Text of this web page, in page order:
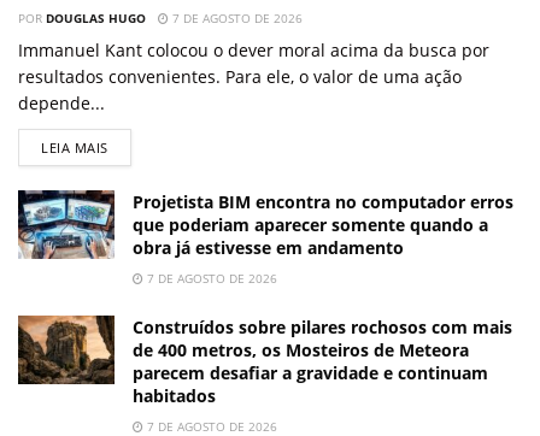
POR DOUGLAS HUGO 7 DE AGOSTO DE 2026
Immanuel Kant colocou o dever moral acima da busca por
resultados convenientes. Para ele, o valor de uma ação
depende...
LEIA MAIS
Projetista BIM encontra no computador erros
que poderiam aparecer somente quando a
obra já estivesse em andamento
7 DE AGOSTO DE 2026
Construídos sobre pilares rochosos com mais
de 400 metros, os Mosteiros de Meteora
parecem desafiar a gravidade e continuam
habitados
7 DE AGOSTO DE 2026